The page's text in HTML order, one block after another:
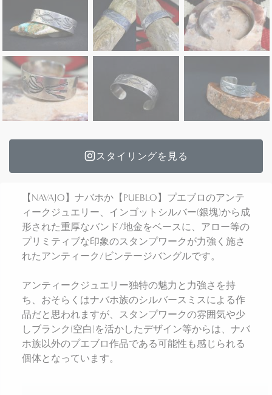
スタイリングを見る
【NAVAJO】ナバホか【PUEBLO】プエブロのアンテ
ィークジュエリー、インゴットシルバー(銀塊)から成
形された重厚なバンド/地金をベースに、アロー等の
プリミティブな印象のスタンプワークが力強く施さ
れたアンティーク/ビンテージバングルです。
アンティークジュエリー独特の魅力と力強さを持
ち、おそらくはナバホ族のシルバースミスによる作
品だと思われますが、スタンプワークの雰囲気や少
しブランク(空白)を活かしたデザイン等からは、ナバ
ホ族以外のプエブロ作品である可能性も感じられる
個体となっています。